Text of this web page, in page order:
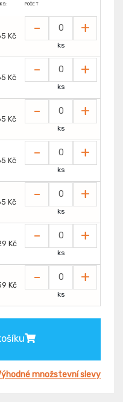
POČET
Kč - +
ks
Kč - +
ks
Kč - +
ks
Kč - +
ks
Kč - +
ks
Kč - +
ks
Kč - +
ks
množstevní slevy